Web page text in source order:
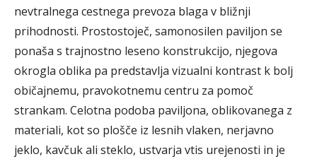
nevtralnega cestnega prevoza blaga v bližnji
prihodnosti. Prostostoječ, samonosilen paviljon se
ponaša s trajnostno leseno konstrukcijo, njegova
okrogla oblika pa predstavlja vizualni kontrast k bolj
običajnemu, pravokotnemu centru za pomoč
strankam. Celotna podoba paviljona, oblikovanega z
materiali, kot so plošče iz lesnih vlaken, nerjavno
jeklo, kavčuk ali steklo, ustvarja vtis urejenosti in je